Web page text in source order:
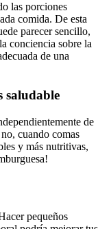
las porciones
comida. De esta
parecer sencillo,
conciencia sobre la
de una
saludable
de
cuando comas
y más nutritivas,
pequeños